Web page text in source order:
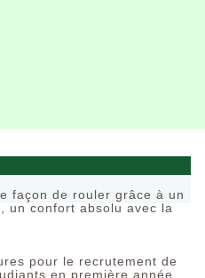
façon de rouler grâce à un
un confort absolu avec la
pour le recrutement de
en première année